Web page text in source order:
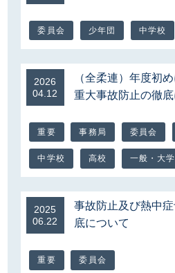
委員会 少年団 中学校
2026
04.12
（全柔連）年度初
重大事故防止の徹
重要 事務局 委員会
中学校 高校 一般・大学
2025
06.22
事故防止及び熱中
底について
重要 委員会